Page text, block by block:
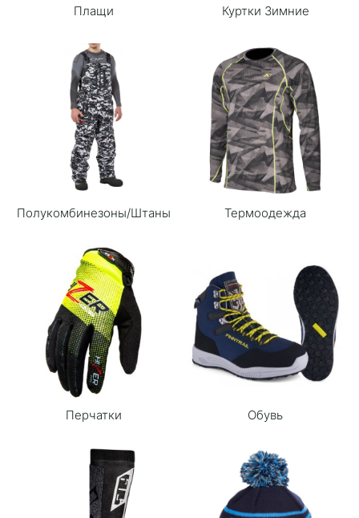
Плащи Куртки Зимние
Полукомбинезоны/Штаны Термоодежда
Перчатки Обувь